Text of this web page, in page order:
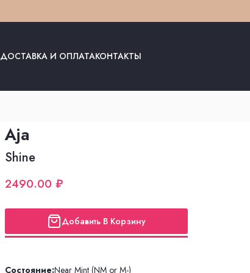
ДОСТАВКА И ОПЛАТАКОНТАКТЫ
Aja
Shine
2490.00 ₽
Добавить В Корзину
Состояние:Near Mint (NM or M-)